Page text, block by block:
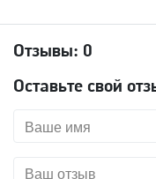
Отзывы: 0
Оставьте свой